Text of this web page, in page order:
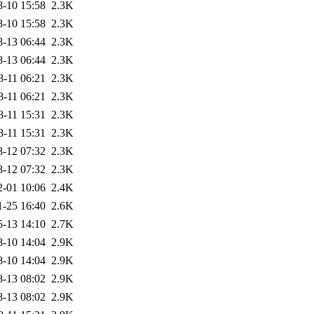
10 15:58 2.3K
10 15:58 2.3K
13 06:44 2.3K
13 06:44 2.3K
11 06:21 2.3K
11 06:21 2.3K
11 15:31 2.3K
11 15:31 2.3K
12 07:32 2.3K
12 07:32 2.3K
01 10:06 2.4K
25 16:40 2.6K
13 14:10 2.7K
10 14:04 2.9K
10 14:04 2.9K
13 08:02 2.9K
13 08:02 2.9K